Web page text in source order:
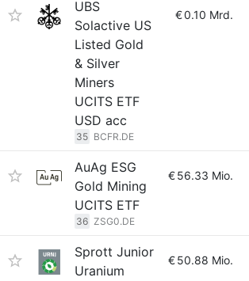
UBS
Solactive US
Listed Gold
& Silver
Miners
UCITS ETF
USD acc
35 BCFR.DE
€0.10 Mrd.
AuAg ESG
Gold Mining
UCITS ETF
36 ZSG0.DE
€56.33 Mio.
Sprott Junior
Uranium
€50.88 Mio.